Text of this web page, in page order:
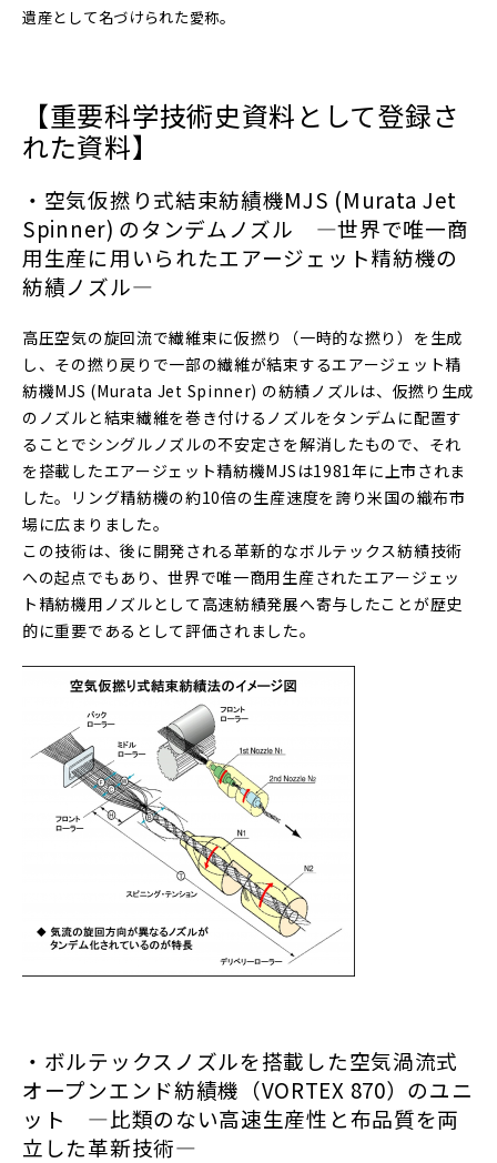
遺産として名づけられた愛称。
【重要科学技術史資料として登録さ
れた資料】
・ 空気仮撚り式結束紡績機MJS (Murata Jet
Spinner) のタンデムノズル ―世界で唯一商
用生産に用いられたエアージェット精紡機の
紡績ノズル―
高圧空気の旋回流で繊維束に仮撚り（一時的な撚り）を生成
し、その撚り戻りで一部の繊維が結束するエアージェット精
紡機MJS (Murata Jet Spinner) の紡績ノズルは、仮撚り生成
のノズルと結束繊維を巻き付けるノズルをタンデムに配置す
ることでシングルノズルの不安定さを解消したもので、それ
を搭載したエアージェット精紡機MJSは1981年に上市されま
した。リング精紡機の約10倍の生産速度を誇り米国の織布市
場に広まりました。
この技術は、後に開発される革新的なボルテックス紡績技術
への起点でもあり、世界で唯一商用生産されたエアージェッ
ト精紡機用ノズルとして高速紡績発展へ寄与したことが歴史
的に重要であるとして評価されました。
・ボルテックスノズルを搭載した空気渦流式
オープンエンド紡績機（VORTEX 870）のユニ
ット ―比類のない高速生産性と布品質を両
立した革新技術―